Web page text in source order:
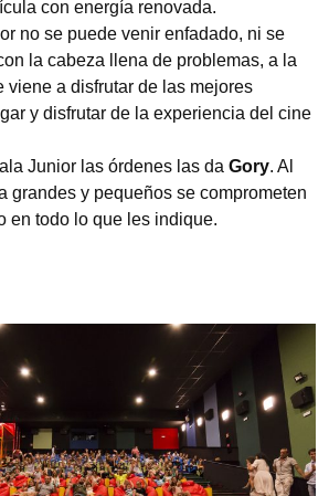
con energía renovada.
no se puede venir enfadado, ni se
la cabeza llena de problemas, a la
viene a disfrutar de las mejores
y disfrutar de la experiencia del cine
Junior las órdenes las da Gory. Al
grandes y pequeños se comprometen
en todo lo que les indique.